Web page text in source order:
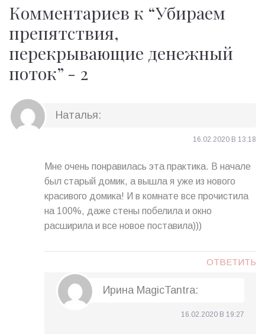
Комментариев к “Убираем
препятствия,
перекрывающие денежный
поток” - 2
Наталья:
16.02.2020 В 13:18
Мне очень понравилась эта практика. В начале
был старый домик, а вышла я уже из нового
красивого домика! И в комнате все прочистила
на 100%, даже стены побелила и окно
расширила и все новое поставила)))
ОТВЕТИТЬ
Ирина MagicTantra:
16.02.2020 В 19:27